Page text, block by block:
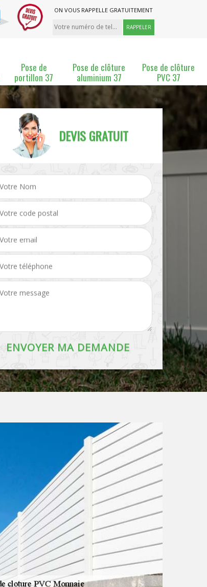
ON VOUS RAPPELLE GRATUITEMENT
Pose de
portillon 37
Pose de clôture
aluminium 37
Pose de clôture
PVC 37
Pose et changement de Pose de grillage 37
DEVIS GRATUIT